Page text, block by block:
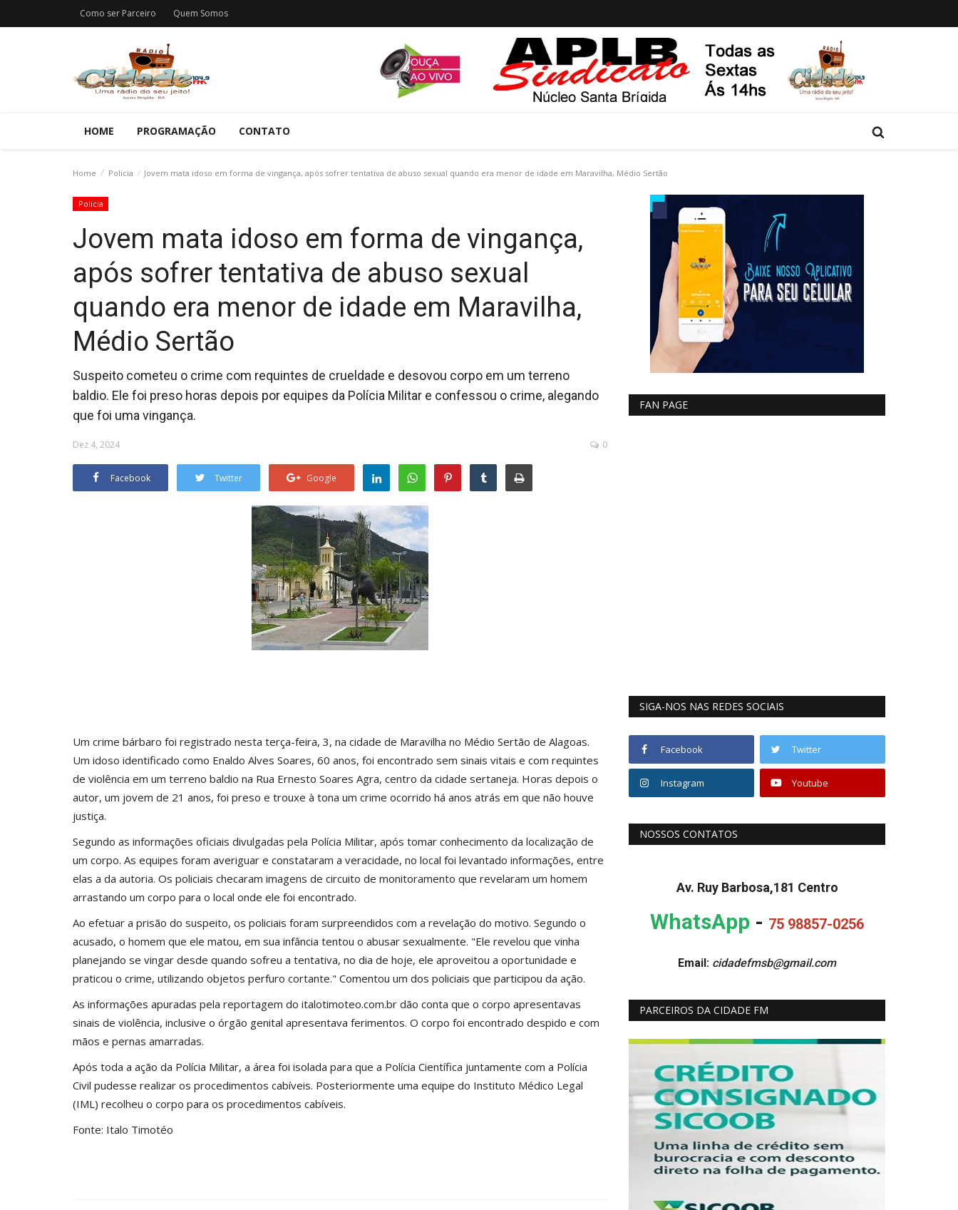
Como ser Parceiro Quem Somos
HOME PROGRAMAÇÃO CONTATO
Home Policia Jovem mata idoso em forma de vingança, após sofrer tentativa de abuso sexual quando era menor de idade em Maravilha, Médio Sertão
Policia
Jovem mata idoso em forma de vingança,
após sofrer tentativa de abuso sexual
quando era menor de idade em Maravilha,
Médio Sertão
Suspeito cometeu o crime com requintes de crueldade e desovou corpo em um terreno
baldio. Ele foi preso horas depois por equipes da Polícia Militar e confessou o crime, alegando
que foi uma vingança.
Dez 4, 2024 0
Facebook Twitter Google
Um crime bárbaro foi registrado nesta terça-feira, 3, na cidade de Maravilha no Médio Sertão de Alagoas.
Um idoso identificado como Enaldo Alves Soares, 60 anos, foi encontrado sem sinais vitais e com requintes
de violência em um terreno baldio na Rua Ernesto Soares Agra, centro da cidade sertaneja. Horas depois o
autor, um jovem de 21 anos, foi preso e trouxe à tona um crime ocorrido há anos atrás em que não houve
justiça.
Segundo as informações oficiais divulgadas pela Polícia Militar, após tomar conhecimento da localização de
um corpo. As equipes foram averiguar e constataram a veracidade, no local foi levantado informações, entre
elas a da autoria. Os policiais checaram imagens de circuito de monitoramento que revelaram um homem
arrastando um corpo para o local onde ele foi encontrado.
Ao efetuar a prisão do suspeito, os policiais foram surpreendidos com a revelação do motivo. Segundo o
acusado, o homem que ele matou, em sua infância tentou o abusar sexualmente. "Ele revelou que vinha
planejando se vingar desde quando sofreu a tentativa, no dia de hoje, ele aproveitou a oportunidade e
praticou o crime, utilizando objetos perfuro cortante." Comentou um dos policiais que participou da ação.
As informações apuradas pela reportagem do italotimoteo.com.br dão conta que o corpo apresentavas
sinais de violência, inclusive o órgão genital apresentava ferimentos. O corpo foi encontrado despido e com
mãos e pernas amarradas.
Após toda a ação da Polícia Militar, a área foi isolada para que a Polícia Científica juntamente com a Polícia
Civil pudesse realizar os procedimentos cabíveis. Posteriormente uma equipe do Instituto Médico Legal
(IML) recolheu o corpo para os procedimentos cabíveis.
Fonte: Italo Timotéo
FAN PAGE
SIGA-NOS NAS REDES SOCIAIS
Facebook Twitter
Instagram Youtube
NOSSOS CONTATOS
Av. Ruy Barbosa,181 Centro
WhatsApp - 75 98857-0256
Email: cidadefmsb@gmail.com
PARCEIROS DA CIDADE FM